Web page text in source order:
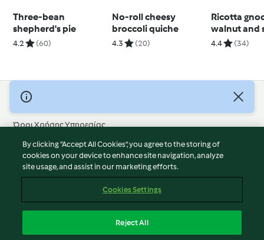
Three-bean
shepherd's pie
4.2 (60)
No-roll cheesy
broccoli quiche
4.3 (20)
Ricotta
walnut and
pesto
4.4 (34)
© Πνευματικά Δικαιώματα 2026
Όροι Χρήσης Υπηρεσίας
Πολιτική Απορρήτου
Δήλωση Αποποίησης Ευθύνης
Διαχειριστής ιστοσελίδας
Περιεχόμενο αναφοράς
Δήλωση προσβασιμότητας
By clicking “Accept All Cookies”, you agree to the storing of
cookies on your device to enhance site navigation, analyze
site usage, and assist in our marketing efforts.
Cookies Settings
Reject All